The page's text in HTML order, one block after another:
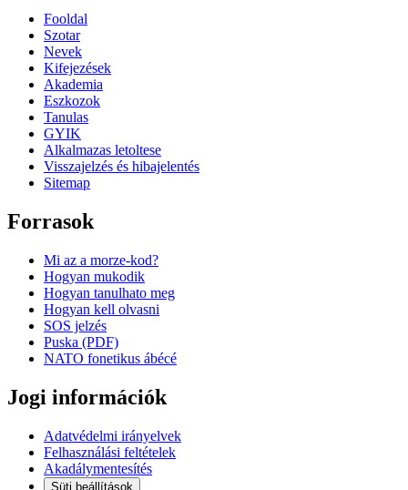
Fooldal
Szotar
Nevek
Kifejezések
Akademia
Eszkozok
Tanulas
GYIK
Alkalmazas letoltese
Visszajelzés és hibajelentés
Sitemap
Forrasok
Mi az a morze-kod?
Hogyan mukodik
Hogyan tanulhato meg
Hogyan kell olvasni
SOS jelzés
Puska (PDF)
NATO fonetikus ábécé
Jogi információk
Adatvédelmi irányelvek
Felhasználási feltételek
Akadálymentesítés
Süti beállítások